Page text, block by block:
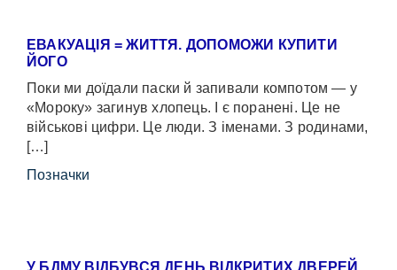
ЕВАКУАЦІЯ = ЖИТТЯ. ДОПОМОЖИ КУПИТИ
ЙОГО
Поки ми доїдали паски й запивали компотом — у
«Мороку» загинув хлопець. І є поранені. Це не
військові цифри. Це люди. З іменами. З родинами,
[…]
Позначки
У БДМУ ВІДБУВСЯ ДЕНЬ ВІДКРИТИХ ДВЕРЕЙ